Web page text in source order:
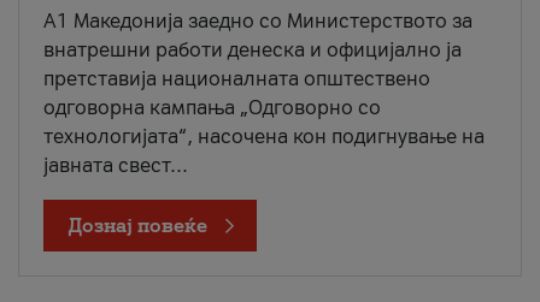
A1 Македонија заедно со Министерството за
внатрешни работи денеска и официјално ја
претставија националната општествено
одговорна кампања „Одговорно со
технологијата“, насочена кон подигнување на
јавната свест...
Дознај повеќе